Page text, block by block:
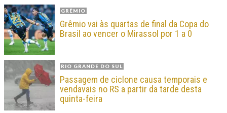
GRÊMIO
Grêmio vai às quartas de final da Copa do
Brasil ao vencer o Mirassol por 1 a 0
RIO GRANDE DO SUL
Passagem de ciclone causa temporais e
vendavais no RS a partir da tarde desta
quinta-feira